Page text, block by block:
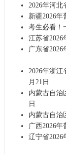
2026年河
新疆2026
考生必看！
江苏省
广东省
2026年浙
月21日
内蒙古自治
日
内蒙古自治
广西2026
辽宁省